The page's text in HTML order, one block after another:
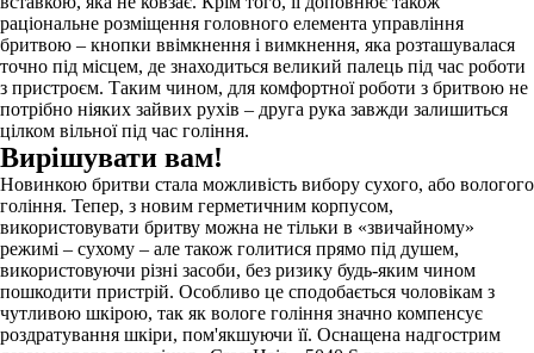
раціональне розміщення головного елемента управління
бритвою – кнопки ввімкнення і вимкнення, яка розташувалася
точно під місцем, де знаходиться великий палець під час роботи
з пристроєм. Таким чином, для комфортної роботи з бритвою не
потрібно ніяких зайвих рухів – друга рука завжди залишиться
цілком вільної під час гоління.
Вирішувати вам!
Новинкою бритви стала можливість вибору сухого, або вологого
гоління. Тепер, з новим герметичним корпусом,
використовувати бритву можна не тільки в «звичайному»
режимі – сухому – але також голитися прямо під душем,
використовуючи різні засоби, без ризику будь-яким чином
пошкодити пристрій. Особливо це сподобається чоловікам з
чутливою шкірою, так як вологе гоління значно компенсує
роздратування шкіри, пом'якшуючи її. Оснащена надгострим